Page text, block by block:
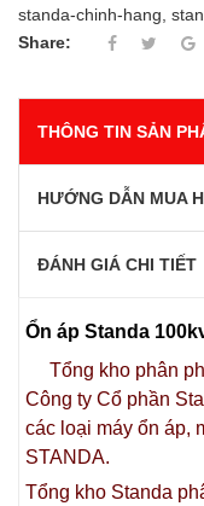
standa-chinh-hang
Share:
THÔNG TIN SẢN
HƯỚNG DẪN MUA
ĐÁNH GIÁ CHI TIẾT
Ổn áp Standa
Tổng kho phân
Công ty Cổ phần
các loại máy ổn áp,
STANDA.
Tổng kho Standa